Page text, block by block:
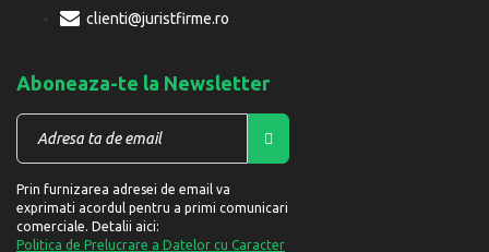
clienti@juristfirme.ro
Aboneaza-te la Newsletter
Prin furnizarea adresei de email va
exprimati acordul pentru a primi comunicari
comerciale. Detalii aici:
Politica de Prelucrare a Datelor cu Caracter